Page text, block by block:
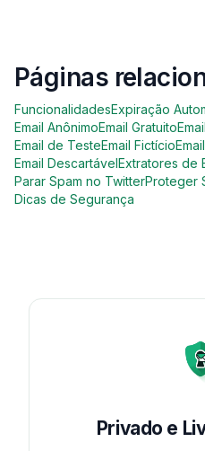
Páginas
FuncionalidadesExpiração
Email AnônimoEmail Gratuito
Email de TesteEmail Fictício
Email DescartávelExtratores de
Parar Spam no TwitterProteger
Dicas de Segurança
Privado e